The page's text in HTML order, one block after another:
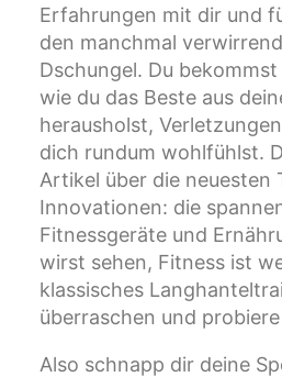
Erfahrungen mit dir und
den manchmal
Dschungel. Du
wie du das Beste aus
herausholst,
dich rundum wohlfühlst.
Artikel über die neuesten
Innovationen: die
Fitnessgeräte und
wirst sehen, Fitness ist
klassisches
überraschen und probiere
Also schnapp dir deine